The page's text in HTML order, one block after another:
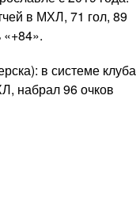
в МХЛ, 71 гол, 89
«+84».
в системе клуба
набрал 96 очков